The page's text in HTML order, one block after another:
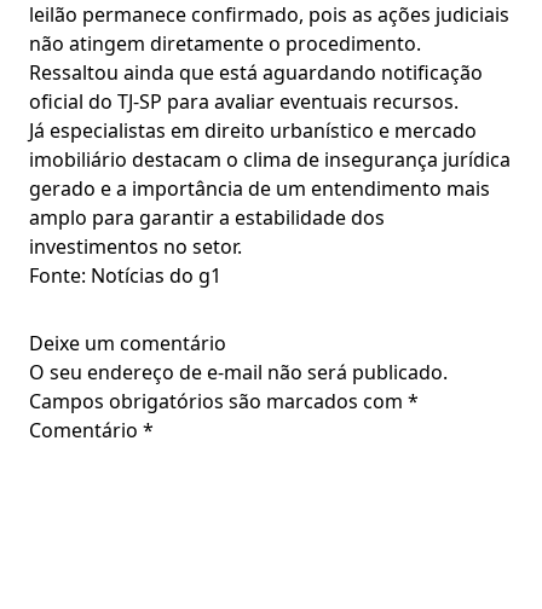
leilão permanece confirmado, pois as ações judiciais
não atingem diretamente o procedimento.
Ressaltou ainda que está aguardando notificação
oficial do TJ-SP para avaliar eventuais recursos.
Já especialistas em direito urbanístico e mercado
imobiliário destacam o clima de insegurança jurídica
gerado e a importância de um entendimento mais
amplo para garantir a estabilidade dos
investimentos no setor.
Fonte: Notícias do g1
Deixe um comentário
O seu endereço de e-mail não será publicado.
Campos obrigatórios são marcados com *
Comentário *